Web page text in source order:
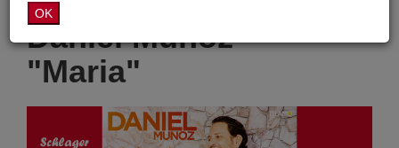
Daniel Munoz -
"Maria"
OK